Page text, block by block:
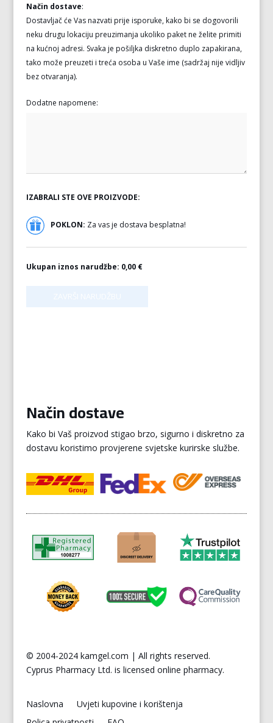
Način dostave:
Dostavljač će Vas nazvati prije isporuke, kako bi se dogovorili
neku drugu lokaciju preuzimanja ukoliko paket ne želite primiti
na kućnoj adresi. Svaka je pošiljka diskretno duplo zapakirana,
tako može preuzeti i treća osoba u Vaše ime (sadržaj nije vidljiv
bez otvaranja).
Dodatne napomene:
IZABRALI STE OVE PROIZVODE:
POKLON: Za vas je dostava besplatna!
Ukupan iznos narudžbe: 0,00 €
Način dostave
Kako bi Vaš proizvod stigao brzo, sigurno i diskretno za
dostavu koristimo provjerene svjetske kurirske službe.
© 2004-2024 kamgel.com | All rights reserved.
Cyprus Pharmacy Ltd. is licensed online pharmacy.
Naslovna
Uvjeti kupovine i korištenja